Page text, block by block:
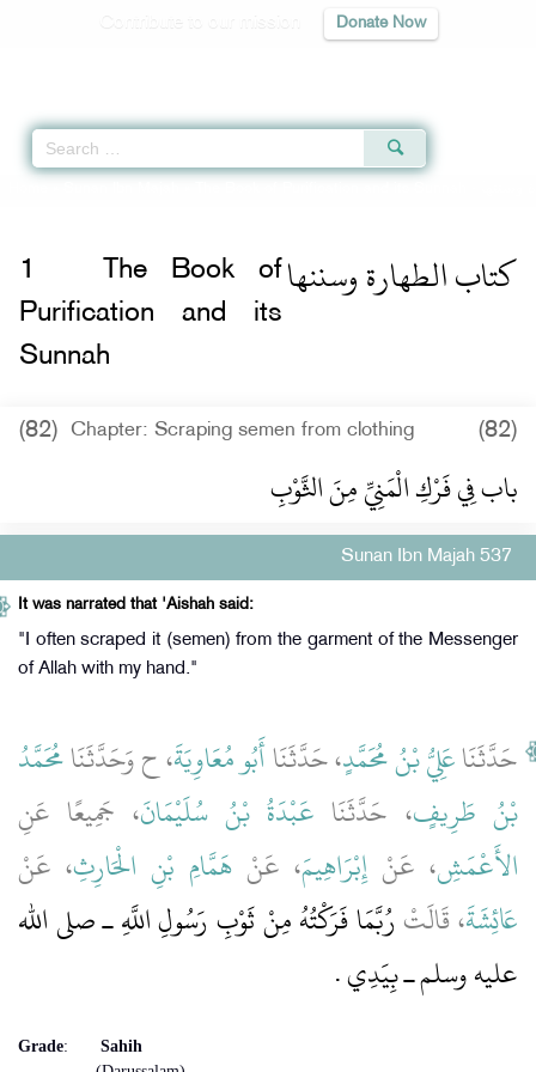
Donate Now
كتاب الطهارة وسننها 1
The Book of
Purification and its
Sunnah
(82) Chapter: Scraping semen from clothing (82)
باب فِي فَرْكِ الْمَنِيِّ مِنَ الثَّوْبِ ‏
Sunan Ibn Majah 537
It was narrated that 'Aishah said:
"I often scraped it (semen) from the garment of the Messenger
of Allah with my hand."
حَدَّثَنَاعَلِيُّ بْنُ مُحَمَّدٍ، حَدَّثَنَاأَبُو مُعَاوِيَةَ، ح وَحَدَّثَنَامُحَمَّدُ
بْنُ طَرِيفٍ، حَدَّثَنَا عَبْدَةُ بْنُ سُلَيْمَانَ، جَمِيعًا عَنِ
الأَعْمَشِ، عَنْ إِبْرَاهِيمَ، عَنْ هَمَّامِ بْنِ الْحَارِثِ، عَنْ
عَائِشَةَ، قَالَتْ رُبَّمَا فَرَكْتُهُ مِنْ ثَوْبِ رَسُولِ اللَّهِ ـ صلى الله
عليه وسلم ـ بِيَدِي ‏.‏
Grade:
Sahih